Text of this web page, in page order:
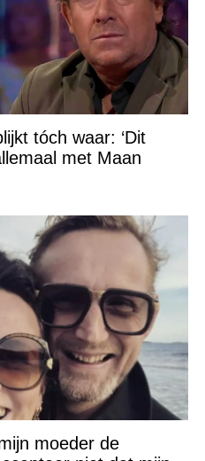
tóch waar: ‘Dit
met Maan
moeder de